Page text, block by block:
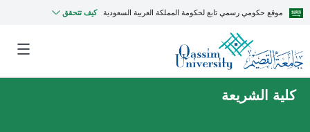
موقع حكومي رسمي تابع لحكومة المملكة العربية السعودية كيف تتحقق
كلية الشريعة